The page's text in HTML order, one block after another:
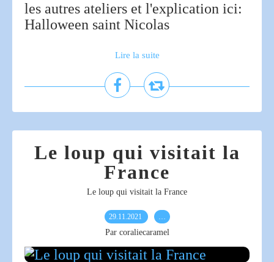
les autres ateliers et l'explication ici:
Halloween saint Nicolas
Lire la suite
Le loup qui visitait la
France
Le loup qui visitait la France
29.11.2021 …
Par coraliecaramel